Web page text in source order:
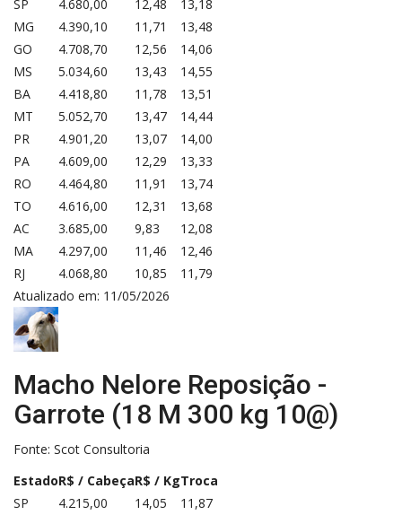
SP 4.680,00 12,48
13,18
MG
4.390,10 11,71
13,48
GO
4.708,70 12,56
14,06
MS
5.034,60 13,43
14,55
BA
4.418,80 11,78
13,51
MT
5.052,70 13,47
14,44
PR
4.901,20 13,07
14,00
PA
4.609,00 12,29
13,33
RO
4.464,80 11,91
13,74
TO
4.616,00 12,31
13,68
AC
3.685,00 9,83
12,08
MA
4.297,00 11,46
12,46
RJ
4.068,80 10,85
11,79
Atualizado em: 11/05/2026
Macho Nelore Reposição -
Garrote (18 M 300 kg 10@)
Fonte: Scot Consultoria
EstadoR$ / CabeçaR$ / KgTroca
SP
4.215,00 14,05
11,87